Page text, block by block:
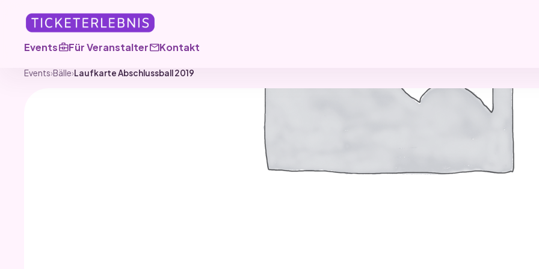
Eventsbusiness_centerFür VeranstaltermailKontakt
Events›Bälle›Laufkarte Abschlussball 2019